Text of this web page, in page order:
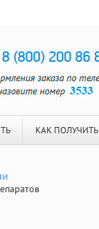
КАК ПОЛУЧИТЬ